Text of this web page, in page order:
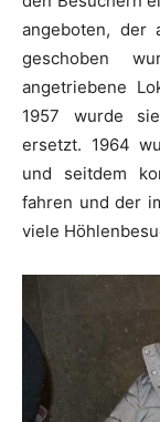
angeboten, der
geschoben
angetriebene
1957 wurde
ersetzt. 1964
und seitdem
fahren und der
viele